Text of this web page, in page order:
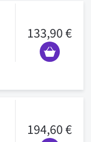
133,90 €
194,60 €